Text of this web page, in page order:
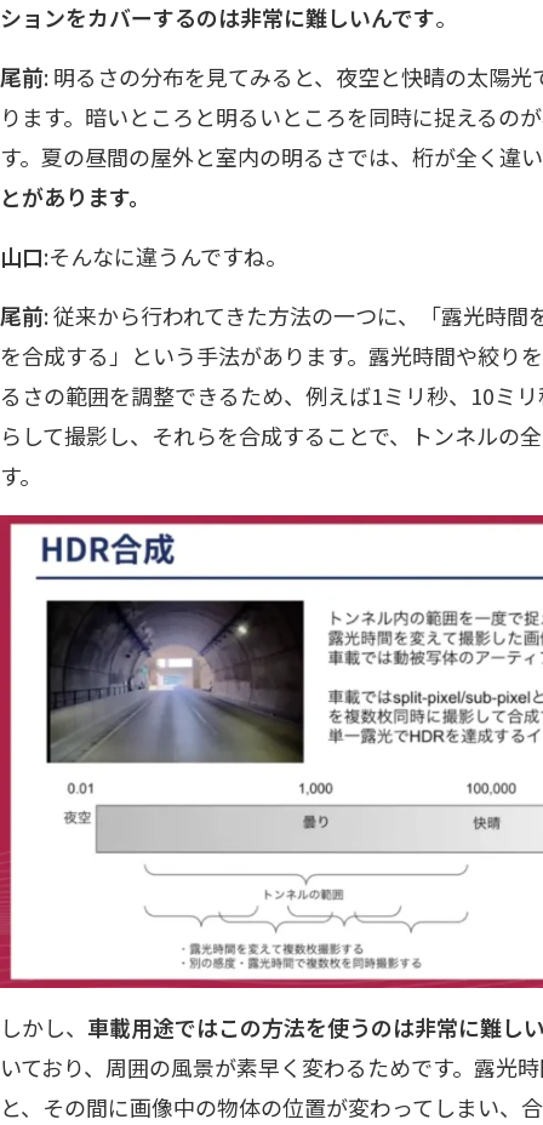
ションをカバーするのは非常に難しいんです。
尾前: 明るさの分布を見てみると、夜空と快晴の太陽
ります。暗いところと明るいところを同時に捉えるの
す。夏の昼間の屋外と室内の明るさでは、桁が全く違
とがあります。
山口:そんなに違うんですね。
尾前: 従来から行われてきた方法の一つに、「露光時
を合成する」という手法があります。露光時間や絞り
るさの範囲を調整できるため、例えば1ミリ秒、10ミ
らして撮影し、それらを合成することで、トンネルの
す。
しかし、 車載用途ではこの方法を使うのは非常に難し
いており、周囲の風景が素早く変わるためです。露光
と、その間に画像中の物体の位置が変わってしまい、